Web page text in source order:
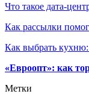
Что такое дата-
Как рассылки
Как выбрать
«Евроопт»: как
Метки